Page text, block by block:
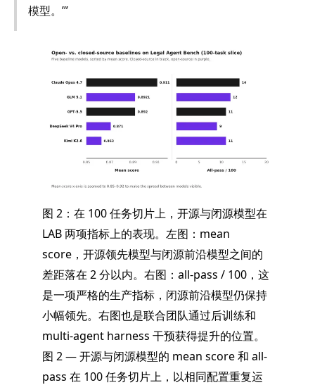
模型。’”
图 2：在 100 任务切片上，开源与闭源模型在
LAB 两项指标上的表现。左图：mean
score，开源领先模型与闭源前沿模型之间的
差距落在 2 分以内。右图：all-pass / 100，这
是一项严格的生产指标，闭源前沿模型仍保持
小幅领先。右图也是联合团队通过后训练和
multi-agent harness 干预获得提升的位置。
图 2 — 开源与闭源模型的 mean score 和 all-
pass 在 100 任务切片上，以相同配置重复运